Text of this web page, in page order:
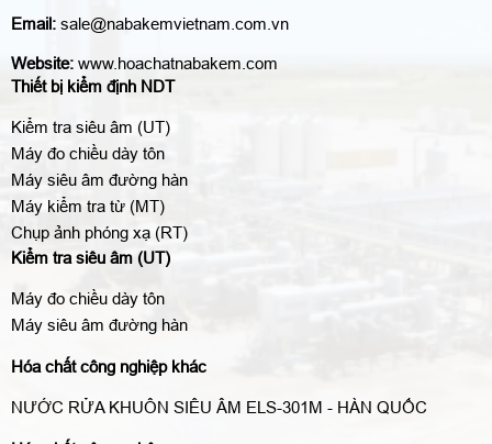
Email: sale@nabakemvietnam.com.vn
Website: www.hoachatnabakem.com
Thiết bị kiểm định NDT
Kiểm tra siêu âm (UT)
Máy đo chiều dày tôn
Máy siêu âm đường hàn
Máy kiểm tra từ (MT)
Chụp ảnh phóng xạ (RT)
Kiểm tra siêu âm (UT)
Máy đo chiều dày tôn
Máy siêu âm đường hàn
Hóa chất công nghiệp khác
NƯỚC RỬA KHUÔN SIÊU ÂM ELS-301M - HÀN QUỐC